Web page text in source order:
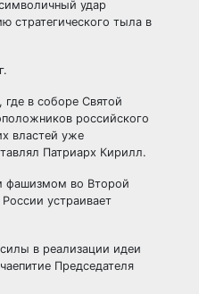
удар
стратегического тыла в
в соборе Святой
российского
властей уже
Патриарх Кирилл.
фашизмом во Второй
устраивает
в реализации идеи
Председателя